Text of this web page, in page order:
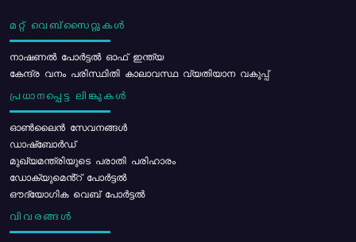
മറ്റ് വെബ്സൈറ്റുകൾ
നാഷണൽ പോർട്ടൽ ഓഫ് ഇന്ത്യ
കേന്ദ്ര വനം പരിസ്ഥിതി കാലാവസ്ഥ വ്യതിയാന വകുപ്പ്
പ്രധാനപ്പെട്ട ലിങ്കുകൾ
ഓൺലൈൻ സേവനങ്ങൾ
ഡാഷ്ബോർഡ്
മുഖ്യമന്ത്രിയുടെ പരാതി പരിഹാരം
ഡോക്യുമെൻ്റ് പോർട്ടൽ
ഔദ്യോഗിക വെബ് പോർട്ടൽ
വിവരങ്ങൾ